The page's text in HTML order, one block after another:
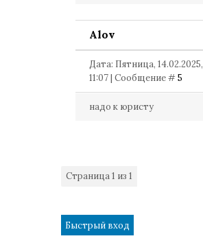
Alov
Дата: Пятница, 14.02.2025,
11:07 | Сообщение #5
надо к юристу
Страница1 из 1